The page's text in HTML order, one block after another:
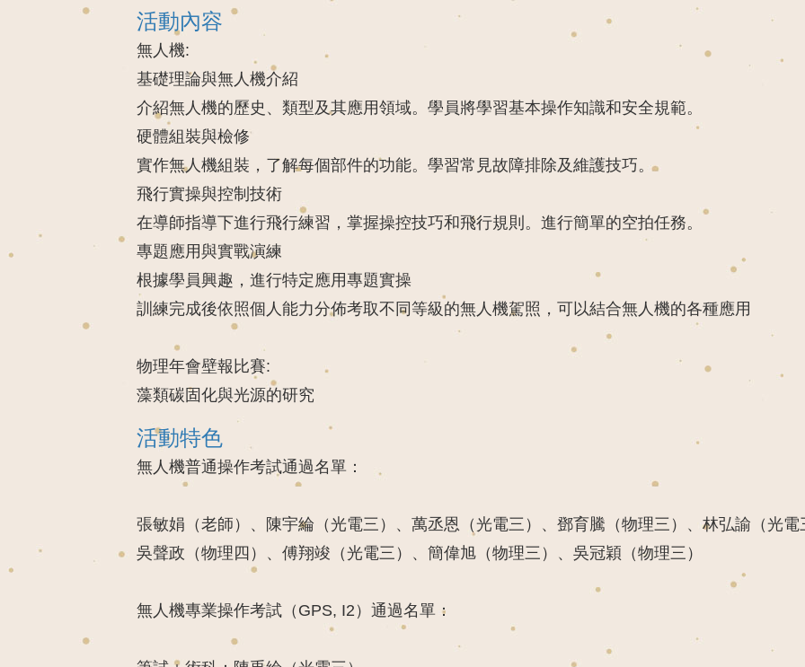
活動內容
無人機:
基礎理論與無人機介紹
介紹無人機的歷史、類型及其應用領域。學員將學習基本操作知識和安全規範。
硬體組裝與檢修
實作無人機組裝，了解每個部件的功能。學習常見故障排除及維護技巧。
飛行實操與控制技術
在導師指導下進行飛行練習，掌握操控技巧和飛行規則。進行簡單的空拍任務。
專題應用與實戰演練
根據學員興趣，進行特定應用專題實操
訓練完成後依照個人能力分佈考取不同等級的無人機駕照，可以結合無人機的各種應用
物理年會壁報比賽:
藻類碳固化與光源的研究
活動特色
無人機普通操作考試通過名單：
張敏娟（老師）、陳宇綸（光電三）、萬丞恩（光電三）、鄧育騰（物理三）、林弘諭（光電
吳聲政（物理四）、傅翔竣（光電三）、簡偉旭（物理三）、吳冠穎（物理三）
無人機專業操作考試（GPS, I2）通過名單：